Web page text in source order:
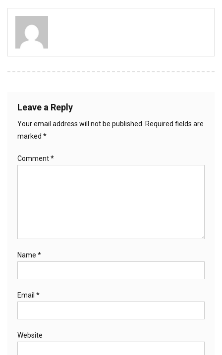
navigation
Leave a Reply
Your email address will not be published.
Required fields are
marked *
Comment*
Name *
Email *
Website